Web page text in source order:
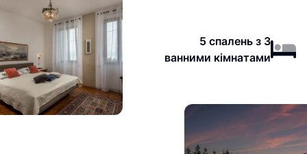
5 спалень з 3
ванними кімнатами